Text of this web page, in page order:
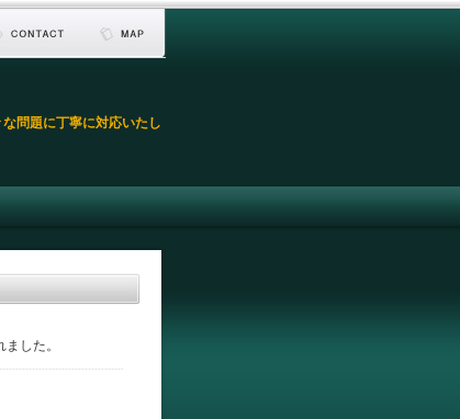
問題に丁寧に対応いたし
した。